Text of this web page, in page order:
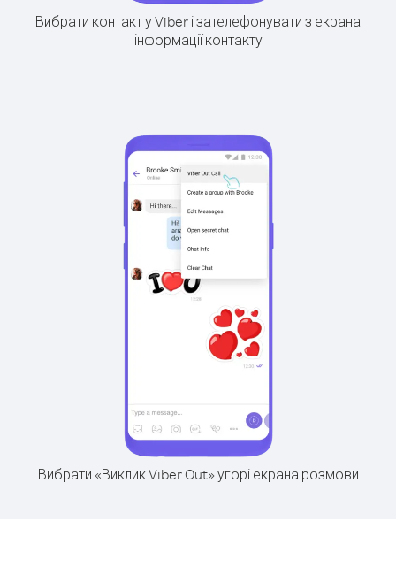
Вибрати контакт у Viber і зателефонувати з екрана
інформації контакту
Вибрати «Виклик Viber Out» угорі екрана розмови